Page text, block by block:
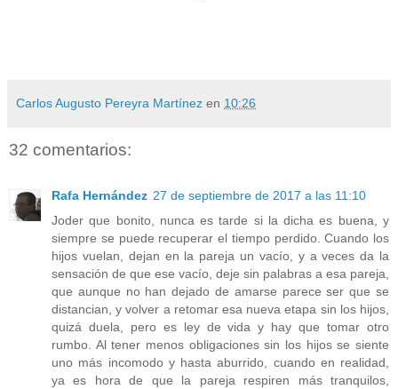
Carlos Augusto Pereyra Martínez en 10:26
32 comentarios:
Rafa Hernández 27 de septiembre de 2017 a las 11:10
Joder que bonito, nunca es tarde si la dicha es buena, y
siempre se puede recuperar el tiempo perdido. Cuando los
hijos vuelan, dejan en la pareja un vacío, y a veces da la
sensación de que ese vacío, deje sin palabras a esa pareja,
que aunque no han dejado de amarse parece ser que se
distancian, y volver a retomar esa nueva etapa sin los hijos,
quizá duela, pero es ley de vida y hay que tomar otro
rumbo. Al tener menos obligaciones sin los hijos se siente
uno más incomodo y hasta aburrido, cuando en realidad,
ya es hora de que la pareja respiren más tranquilos,